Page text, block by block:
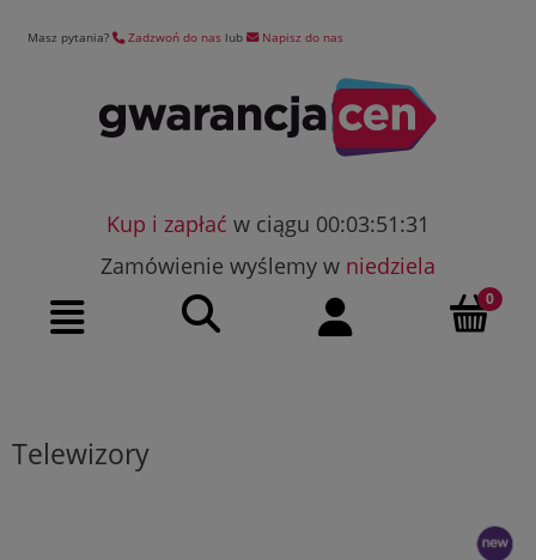
Masz pytania? Zadzwoń do nas lub Napisz do nas
Kup i zapłać w ciągu 00:03:51:30
Zamówienie wyślemy w niedziela
Telewizory